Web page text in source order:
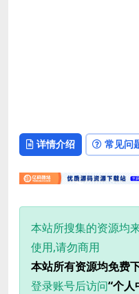
详情介绍 常见问
本站所搜集的资源均
使用,请勿商用
本站所有资源均免费
登录账号后访问“个人